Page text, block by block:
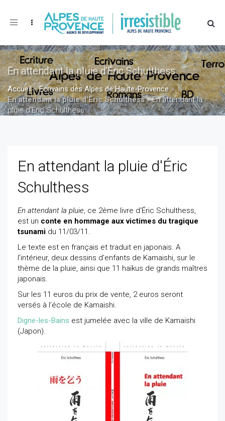
Toggle
En attendant la pluie d'Éric Schulthess
Accueil»Ecrivains des Alpes de Haute-Provence»
En attendant la pluie d'Éric Schulthess»En attendant la
pluie d'Éric Schulthess
En attendant la pluie d'Éric
Schulthess
En attendant la pluie, ce 2ème livre d'Éric Schulthess,
est un conte en hommage aux victimes du tragique
tsunami du 11/03/11.
Le texte est en français et traduit en japonais. A
l'intérieur, deux dessins d’enfants de Kamaishi, sur le
thème de la pluie, ainsi que 11 haïkus de grands maîtres
japonais.
Sur les 11 euros du prix de vente, 2 euros seront
versés à l’école de Kamaishi.
Digne-les-Bains est jumelée avec la ville de Kamaïshi
(Japon).